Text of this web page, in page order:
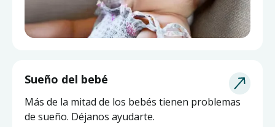
Sueño del bebé
Más de la mitad de los bebés tienen problemas
de sueño. Déjanos ayudarte.